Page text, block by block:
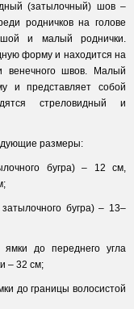
(затылочный) шов –
родничков на голове
и малый роднички.
форму и находится на
венечного швов. Малый
и представляет собой
стреловидный и
размеры:
бугра) – 12 см,
бугра) – 13–
до переднего угла
– 32 см;
до границы волосистой